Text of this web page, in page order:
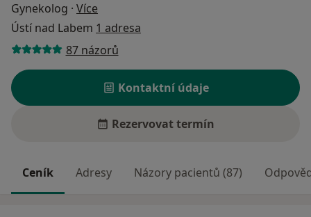
Gynekolog · Více
Ústí nad Labem 1 adresa
87 názorů
Kontaktní údaje
Rezervovat termín
Ceník Adresy Názory pacientů (87)